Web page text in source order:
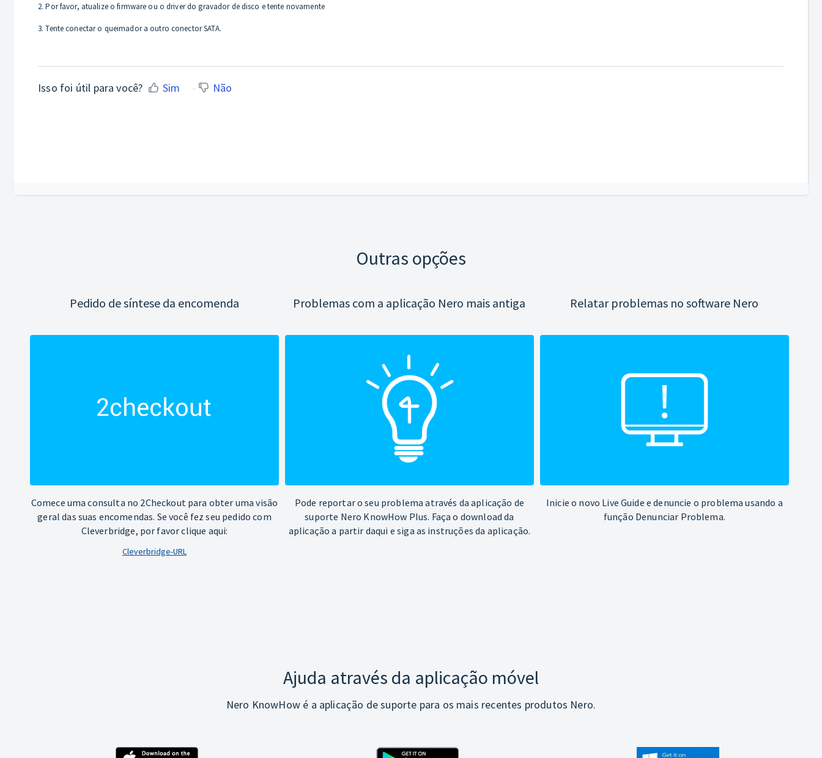
2. Por favor, atualize o firmware ou o driver do gravador de disco e tente novamente
3. Tente conectar o queimador a outro conector SATA.
Isso foi útil para você? Sim Não
Outras opções
Pedido de síntese da encomenda
Comece uma consulta no 2Checkout para obter uma visão
geral das suas encomendas. Se você fez seu pedido com
Cleverbridge, por favor clique aqui:
Cleverbridge-URL
Problemas com a aplicação Nero mais antiga
Pode reportar o seu problema através da aplicação de
suporte Nero KnowHow Plus. Faça o download da
aplicação a partir daqui e siga as instruções da aplicação.
Relatar problemas no software Nero
Inicie o novo Live Guide e denuncie o problema usando a
função Denunciar Problema.
Ajuda através da aplicação móvel
Nero KnowHow é a aplicação de suporte para os mais recentes produtos Nero.